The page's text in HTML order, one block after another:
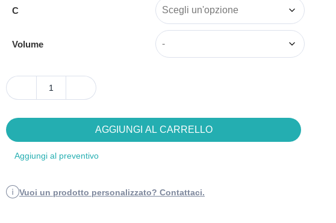
C
Volume
AGGIUNGI AL CARRELLO
Aggiungi al preventivo
Vuoi un prodotto personalizzato? Contattaci.